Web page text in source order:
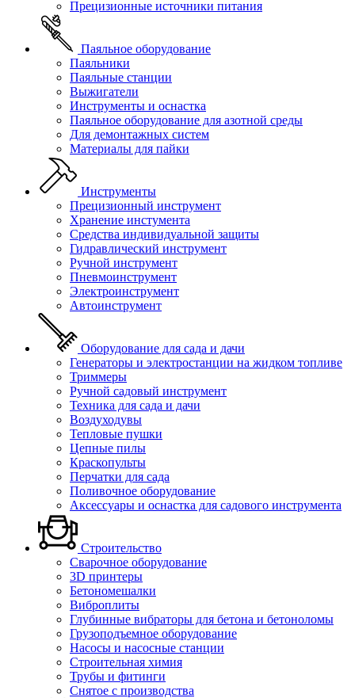
Прецизионные источники питания
Паяльное оборудование
Паяльники
Паяльные станции
Выжигатели
Инструменты и оснастка
Паяльное оборудование для азотной среды
Для демонтажных систем
Материалы для пайки
Инструменты
Прецизионный инструмент
Хранение инстумента
Средства индивидуальной защиты
Гидравлический инструмент
Ручной инструмент
Пневмоинструмент
Электроинструмент
Автоинструмент
Оборудование для сада и дачи
Генераторы и электростанции на жидком топливе
Триммеры
Ручной садовый инструмент
Техника для сада и дачи
Воздуходувы
Тепловые пушки
Цепные пилы
Краскопульты
Перчатки для сада
Поливочное оборудование
Аксессуары и оснастка для садового инструмента
Строительство
Сварочное оборудование
3D принтеры
Бетономешалки
Виброплиты
Глубинные вибраторы для бетона и бетоноломы
Грузоподъемное оборудование
Насосы и насосные станции
Строительная химия
Трубы и фитинги
Снятое с производства